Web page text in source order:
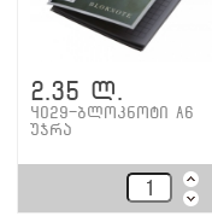
2.35 ლ.
4029-ბლოკნოტი A6
უჯრა